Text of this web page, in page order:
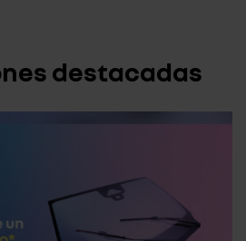
destacadas